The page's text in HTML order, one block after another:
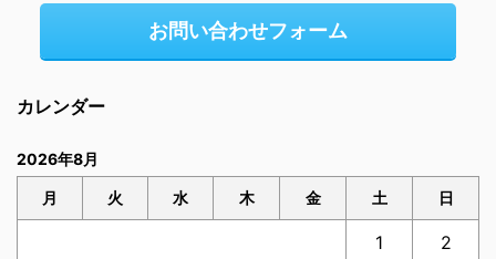
お問い合わせフォーム
カレンダー
2026年8月
月 火 水 木 金 土 日
1 2